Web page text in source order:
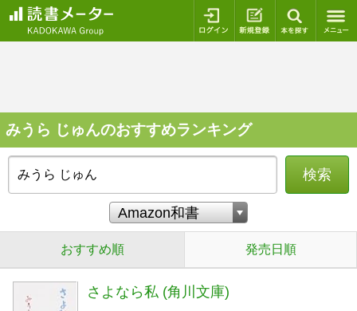
ログイン 新規登録
みうら じゅんのおすすめランキング
検索
おすすめ順 発売日順
さよなら私 (角川文庫)